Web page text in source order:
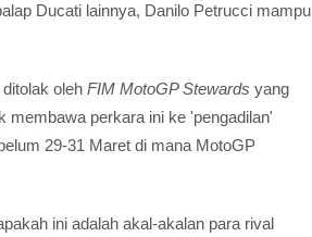
Ducati lainnya, Danilo Petrucci mampu
oleh FIM MotoGP Stewards yang
membawa perkara ini ke 'pengadilan'
29-31 Maret di mana MotoGP
ini adalah akal-akalan para rival